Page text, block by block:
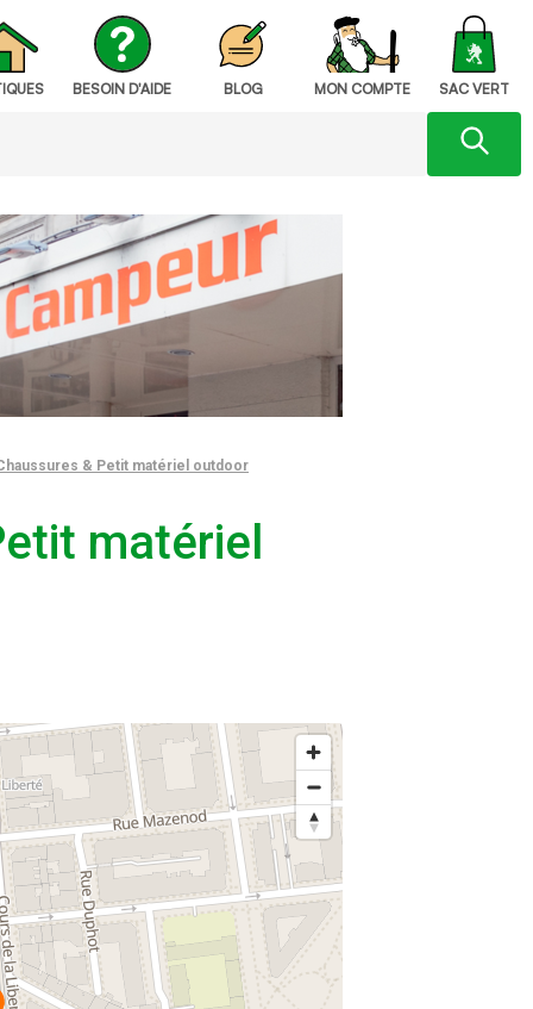
BESOIN D'AIDE BLOG MON COMPTE SAC VERT
& Petit matériel outdoor
matériel